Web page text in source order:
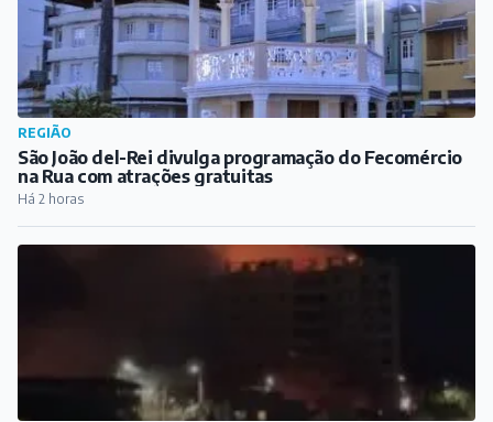
REGIÃO
São João del-Rei divulga programação do Fecomércio
na Rua com atrações gratuitas
Há 2 horas